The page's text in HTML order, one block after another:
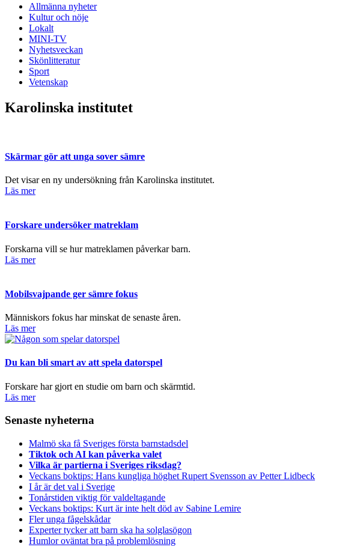
Allmänna nyheter
Kultur och nöje
Lokalt
MINI-TV
Nyhetsveckan
Skönlitteratur
Sport
Vetenskap
Karolinska institutet
Skärmar gör att unga sover sämre
Det visar en ny undersökning från Karolinska institutet.
Läs mer
Forskare undersöker matreklam
Forskarna vill se hur matreklamen påverkar barn.
Läs mer
Mobilsvajpande ger sämre fokus
Människors fokus har minskat de senaste åren.
Läs mer
Du kan bli smart av att spela datorspel
Forskare har gjort en studie om barn och skärmtid.
Läs mer
Senaste nyheterna
Malmö ska få Sveriges första barnstadsdel
Tiktok och AI kan påverka valet
Vilka är partierna i Sveriges riksdag?
Veckans boktips: Hans kungliga höghet Rupert Svensson av Petter Lidbeck
I år är det val i Sverige
Tonårstiden viktig för valdeltagande
Veckans boktips: Kurt är inte helt död av Sabine Lemire
Fler unga fågelskådar
Experter tycker att barn ska ha solglasögon
Humlor oväntat bra på problemlösning